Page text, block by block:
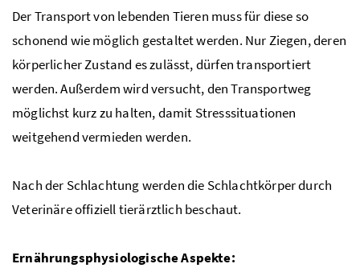
Der Transport von lebenden Tieren muss für diese so
schonend wie möglich gestaltet werden. Nur Ziegen, deren
körperlicher Zustand es zulässt, dürfen transportiert
werden. Außerdem wird versucht, den Transportweg
möglichst kurz zu halten, damit Stresssituationen
weitgehend vermieden werden.
Nach der Schlachtung werden die Schlachtkörper durch
Veterinäre offiziell tierärztlich beschaut.
Ernährungsphysiologische Aspekte: